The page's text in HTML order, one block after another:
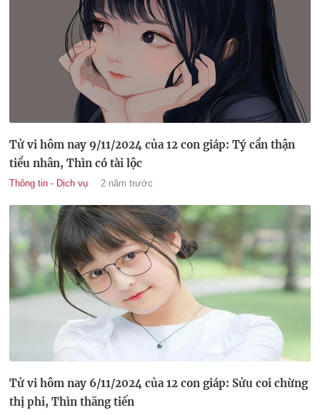
Tử vi hôm nay 9/11/2024 của 12 con giáp: Tý cẩn thận
tiểu nhân, Thìn có tài lộc
Thông tin - Dịch vụ 2 năm trước
Tử vi hôm nay 6/11/2024 của 12 con giáp: Sửu coi chừng
thị phi, Thìn thăng tiến